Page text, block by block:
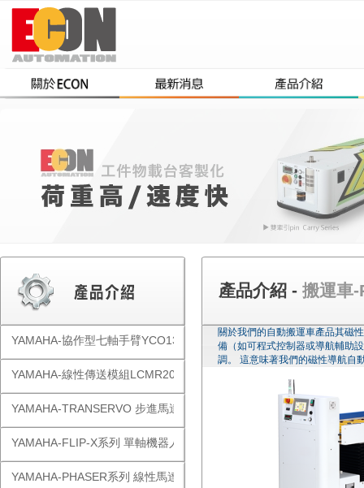
YAMAHA-協作型七軸手臂YCO1300
YAMAHA-線性傳送模組LCMR200
YAMAHA-TRANSERVO 步進馬達單軸
YAMAHA-FLIP-X系列 單軸機器人
YAMAHA-PHASER系列 線性馬達
產品介紹 - 搬運車
關於我們的自動搬運車產品其磁
備（如可程式控制器或導航輔助
調。 這意味著我們的磁性導航自